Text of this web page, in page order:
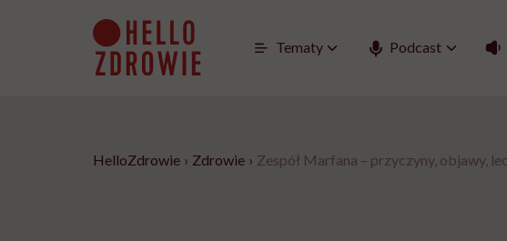
Tematy Podcast
HelloZdrowie › Zdrowie › Zespół Marfana – przyczyny, objawy,